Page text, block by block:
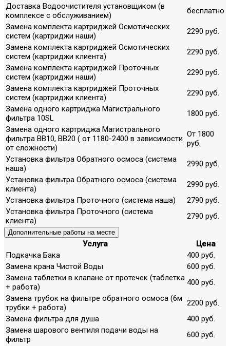
Доставка Водоочистителя установщиком (в
комплексе с обслуживанием)
бесплатно
Замена комплекта картриджей Осмотических
систем (картриджи наши)
2290 руб.
Замена комплекта картриджей Осмотических
систем (картриджи клиента)
2290 руб.
Замена комплекта картриджей Проточных
систем (картриджи наши)
2290 руб.
Замена комплекта картриджей Проточных
систем (картриджи клиента)
2290 руб.
Замена одного картриджа Магистрального
фильтра 10SL
1800 руб.
Замена одного картриджа Магистрального
фильтра ВВ10, ВВ20 ( от 1180-2400 в зависимости
от сложности)
От 1800
руб.
Установка фильтра Обратного осмоса (система
наша)
2990 руб.
Установка фильтра Обратного осмоса (система
клиента)
2990 руб.
Установка фильтра Проточного (система наша)
2790 руб.
Установка фильтра Проточного (система
клиента)
2790 руб.
Дополнительные работы на месте
Услуга
Цена
Подкачка Бака
400 руб.
Замена крана Чистой Воды
600 руб.
Замена таблетки в клапане от протечек (таблетка
+ работа)
400 руб.
Замена трубок на фильтре обратного осмоса (6м
трубки + работа)
2200 руб.
Замена фильтра для душа
400 руб.
Замена шарового вентиля подачи воды на
фильтр
600 руб.